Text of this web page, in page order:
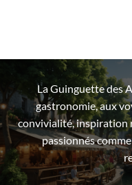
La Guinguette des
gastronomie, aux
convivialité, inspiration
passionnés